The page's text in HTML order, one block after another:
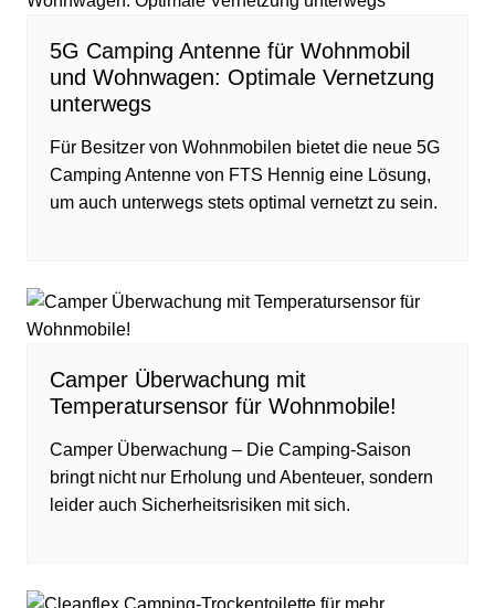
5G Camping Antenne für Wohnmobil
und Wohnwagen: Optimale Vernetzung
unterwegs
Für Besitzer von Wohnmobilen bietet die neue 5G
Camping Antenne von FTS Hennig eine Lösung,
um auch unterwegs stets optimal vernetzt zu sein.
Camper Überwachung mit
Temperatursensor für Wohnmobile!
Camper Überwachung – Die Camping-Saison
bringt nicht nur Erholung und Abenteuer, sondern
leider auch Sicherheitsrisiken mit sich.